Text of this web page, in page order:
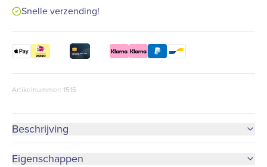
Snelle verzending!
Artikelnummer: 1515
Beschrijving
Eigenschappen